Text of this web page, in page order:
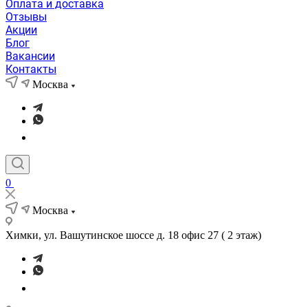
Оплата и доставка
Отзывы
Акции
Блог
Вакансии
Контакты
Москва
0
Москва
Химки, ул. Вашутинское шоссе д. 18 офис 27 ( 2 этаж)